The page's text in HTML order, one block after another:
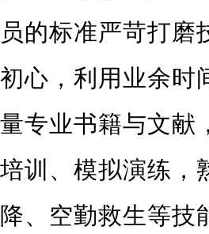
员的标准严苛打磨
初心，利用业余时
量专业书籍与文献
培训、模拟演练，
降、空勤救生等技